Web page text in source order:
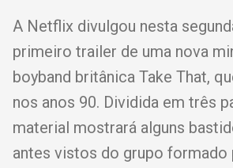
A Netflix divulgou nesta
primeiro trailer de uma nova
boyband britânica Take That,
nos anos 90. Dividida em três
material mostrará alguns
antes vistos do grupo formado